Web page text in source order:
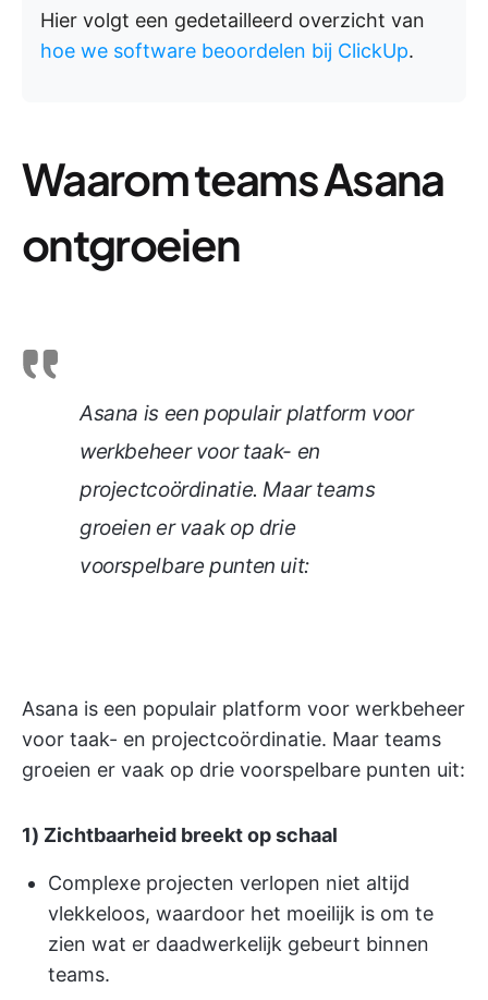
Hier volgt een gedetailleerd overzicht van
hoe we software beoordelen bij ClickUp.
Waarom teams Asana
ontgroeien
Asana is een populair platform voor
werkbeheer voor taak- en
projectcoördinatie. Maar teams
groeien er vaak op drie
voorspelbare punten uit:
Asana is een populair platform voor werkbeheer
voor taak- en projectcoördinatie. Maar teams
groeien er vaak op drie voorspelbare punten uit:
1) Zichtbaarheid breekt op schaal
Complexe projecten verlopen niet altijd
vlekkeloos, waardoor het moeilijk is om te
zien wat er daadwerkelijk gebeurt binnen
teams.